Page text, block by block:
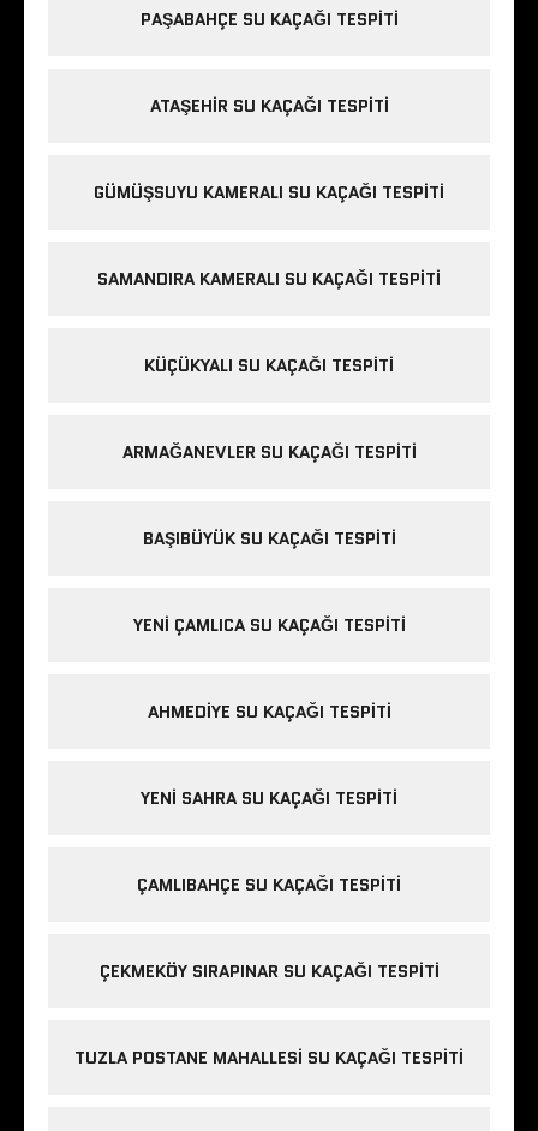
PAŞABAHÇE SU KAÇAĞI TESPITI
ATAŞEHIR SU KAÇAĞI TESPITI
GÜMÜŞSUYU KAMERALI SU KAÇAĞI TESPITI
SAMANDIRA KAMERALI SU KAÇAĞI TESPITI
KÜÇÜKYALI SU KAÇAĞI TESPITI
ARMAĞANEVLER SU KAÇAĞI TESPITI
BAŞIBÜYÜK SU KAÇAĞI TESPITI
YENI ÇAMLICA SU KAÇAĞI TESPITI
AHMEDIYE SU KAÇAĞI TESPITI
YENI SAHRA SU KAÇAĞI TESPITI
ÇAMLIBAHÇE SU KAÇAĞI TESPITI
ÇEKMEKÖY SIRAPINAR SU KAÇAĞI TESPITI
TUZLA POSTANE MAHALLESI SU KAÇAĞI TESPITI